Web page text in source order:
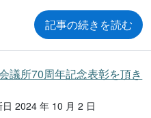
記事の続きを読む
議所70周年記念表彰を頂き
2024 年 10 月 2 日